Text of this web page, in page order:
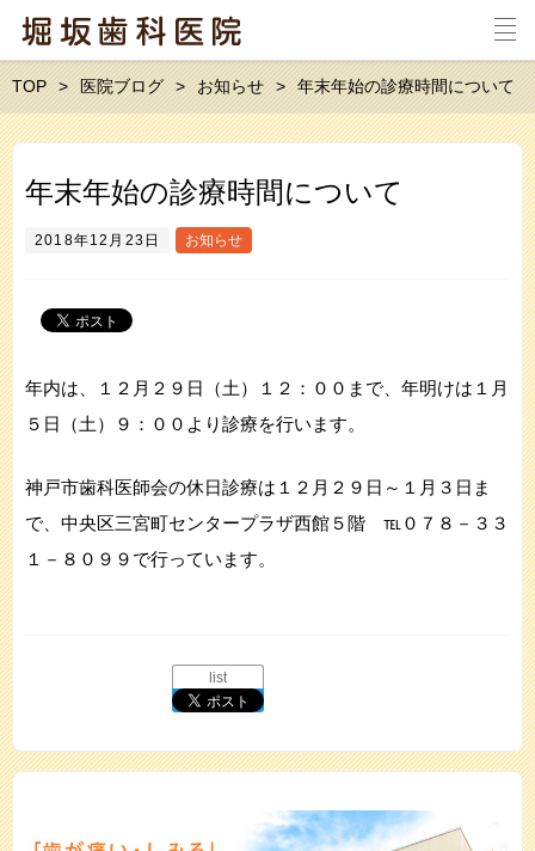
TOP 医院ブログ お知らせ 年末年始の診療時間について
年末年始の診療時間について
2018年12月23日 お知らせ
年内は、１２月２９日（土）１２：００まで、年明けは１月
５日（土）９：００より診療を行います。
神戸市歯科医師会の休日診療は１２月２９日～１月３日ま
で、中央区三宮町センタープラザ西館５階 ℡０７８－３３
１－８０９９で行っています。
list